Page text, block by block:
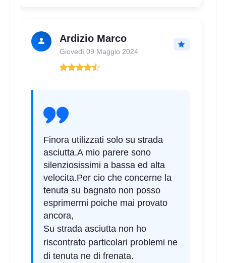
Ardizio Marco
Giovedì 09 Maggio 2024
Finora utilizzati solo su strada
asciutta.A mio parere sono
silenziosissimi a bassa ed alta
velocita.Per cio che concerne la
tenuta su bagnato non posso
esprimermi poiche mai provato
ancora,
Su strada asciutta non ho
riscontrato particolari problemi ne
di tenuta ne di frenata.